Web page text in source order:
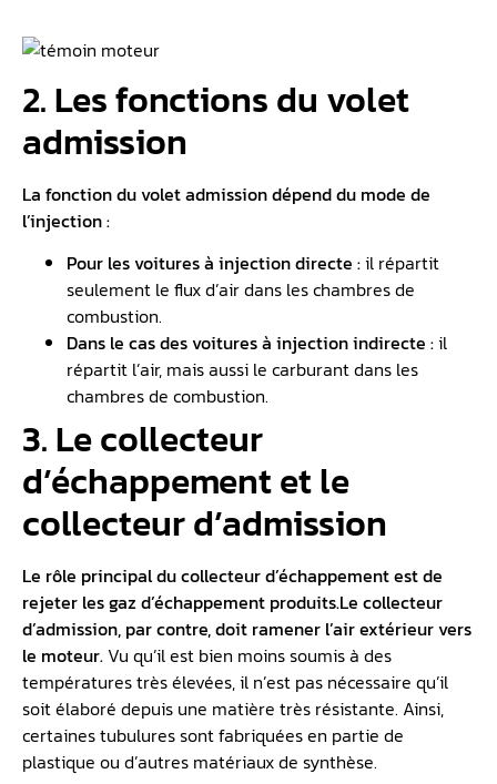
2. Les fonctions du volet
admission
La fonction du volet admission dépend du mode de
l’injection :
Pour les voitures à injectiondirecte :il répartit
seulement le flux d’air dans les chambres de
combustion.
Dans le cas des voitures à injection indirecte :il
répartit l’air, mais aussi le carburant dans les
chambres de combustion.
3. Le collecteur
d’échappement et le
collecteur d’admission
Le rôle principal du collecteur d’échappement est de
rejeter les gaz d’échappement produits.Le collecteur
d’admission, par contre, doit ramener l’air extérieur vers
le moteur. Vu qu’il est bien moins soumis à des
températures très élevées, il n’est pas nécessaire qu’il
soit élaboré depuis une matière très résistante. Ainsi,
certaines tubulures sont fabriquées en partie de
plastique ou d’autres matériaux de synthèse.